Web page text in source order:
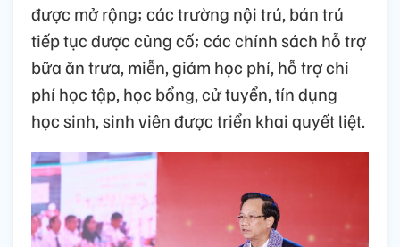
được mở rộng; các trường nội trú, bán trú
tiếp tục được củng cố; các chính sách hỗ trợ
bữa ăn trưa, miễn, giảm học phí, hỗ trợ chi
phí học tập, học bổng, cử tuyển, tín dụng
học sinh, sinh viên được triển khai quyết liệt.